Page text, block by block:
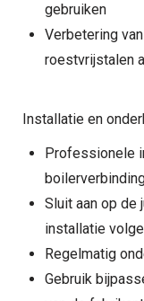
gebruiken
Verbetering
roestvrijstalen
Installatie en
Professionele
Sluit aan op de
installatie
Regelmatig
Gebruik